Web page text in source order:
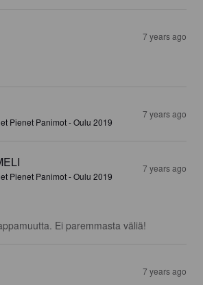
7 years ago
Pienet Panimot - Oulu 2019
7 years ago
Pienet Panimot - Oulu 2019
7 years ago
Ei paremmasta väliä!
7 years ago